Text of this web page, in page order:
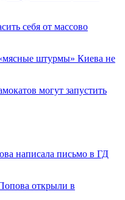
себя от массово
штурмы» Киева не
могут запустить
написала письмо в ГД
открыли в